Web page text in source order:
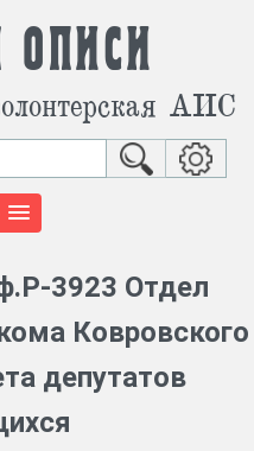
описи
АИС
3923 Отдел
Ковровского
депутатов